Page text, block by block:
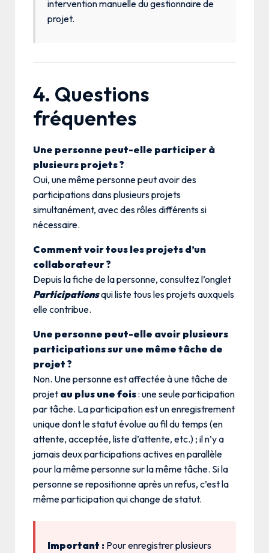
intervention manuelle du gestionnaire de
projet.
4. Questions
fréquentes
Une personne peut-elle participer à
plusieurs projets ?
Oui, une même personne peut avoir des
participations dans plusieurs projets
simultanément, avec des rôles différents si
nécessaire.
Comment voir tous les projets d’un
collaborateur ?
Depuis la fiche de la personne, consultez l’onglet
Participationsqui liste tous les projets auxquels
elle contribue.
Une personne peut-elle avoir plusieurs
participations sur une même tâche de
projet ?
Non. Une personne est affectée à une tâche de
projet au plus une fois: une seule participation
par tâche. La participation est un enregistrement
unique dont le statut évolue au fil du temps (en
attente, acceptée, liste d’attente, etc.) ; il n’y a
jamais deux participations actives en parallèle
pour la même personne sur la même tâche. Si la
personne se repositionne après un refus, c’est la
même participation qui change de statut.
Important : Pour enregistrer plusieurs